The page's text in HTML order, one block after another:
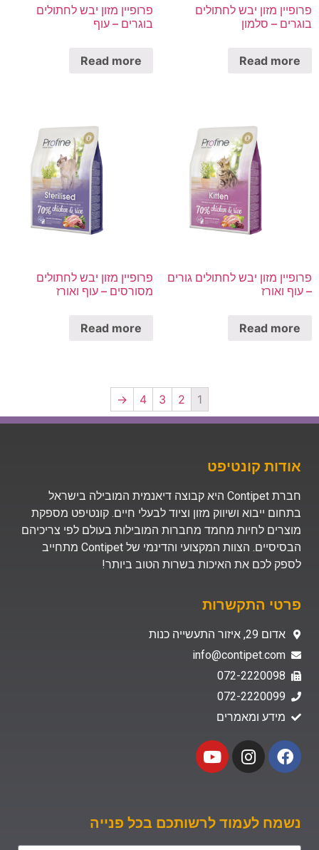
פרופיין מזון יבש לחתולים
בוגרים – סלמון
Read more
פרופיין מזון יבש לחתולים
בוגרים – עוף
Read more
פרופיין מזון יבש לחתולים גורים
– עוף ואורז
Read more
פרופיין מזון יבש לחתולים
מסורסים – עוף ואורז
Read more
1
2
3
4
→
אודות קונטיפט
חברת Contipet היא קבוצה דיאנמית המובילה בישראל
בתחום ייבוא ושיווק מזון וציוד לבעלי חיים. קונטיפט מספקת
מוצרים לחיות מחמד מחברות המובילות בעולם לפי צריכיהם
הבסיסיים. הצוות המקצועי והדינמי של Contipet מתחייב
לספק לכם את האיכות בשרות הטוב ביותר!
פרטי התקשרות
אדום 29, איזור התעשייה כנות
info@contipet.com
072-2220098
072-2220099
מידע ומאמרים
נשמח לעמוד לרשותכם בכל פנייה